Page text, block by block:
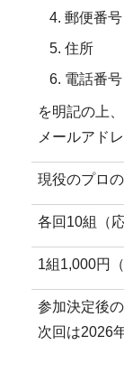
郵便番号
住所
電話番号
を明記の上
メールアド
現役のプロ
各回10組（
1組1,000円
参加決定後
次回は2026